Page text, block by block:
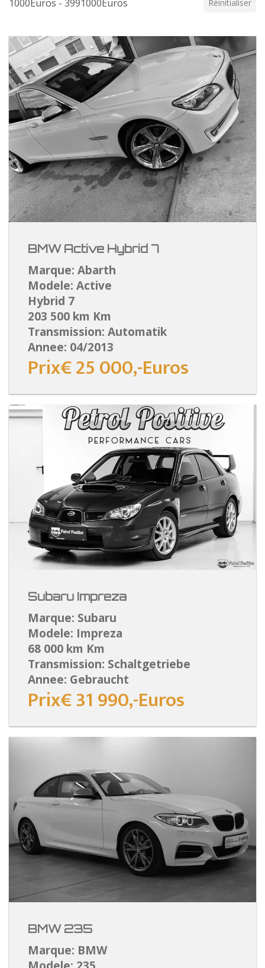
1000Euros - 3991000Euros Réinitialiser
BMW Active Hybrid 7
Marque: Abarth
Modele: Active
Hybrid 7
203 500 km Km
Transmission: Automatik
Annee: 04/2013
Prix€ 25 000,-Euros
Subaru Impreza
Marque: Subaru
Modele: Impreza
68 000 km Km
Transmission: Schaltgetriebe
Annee: Gebraucht
Prix€ 31 990,-Euros
BMW 235
Marque: BMW